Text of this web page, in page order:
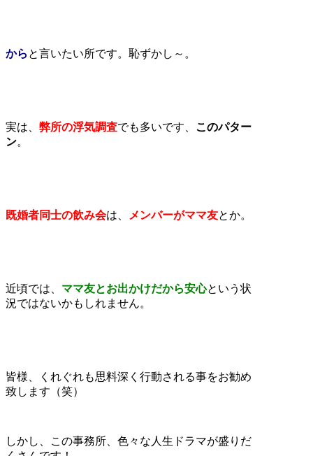
から と言いたい所です。恥ずかし～。
実は、 弊所の浮気調査でも多いです、 このパター
ン。
既婚者同士の飲み会は、 メンバーがママ友とか。
近頃では、 ママ友とお出かけだから安心という状
況ではないかもしれません。
皆様、くれぐれも思料深く行動される事をお勧め
致します（笑）
しかし、この事務所、色々な人生ドラマが盛りだ